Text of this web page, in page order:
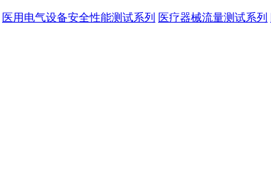
医用电气设备安全性能测试系列 医疗器械流量测试系列